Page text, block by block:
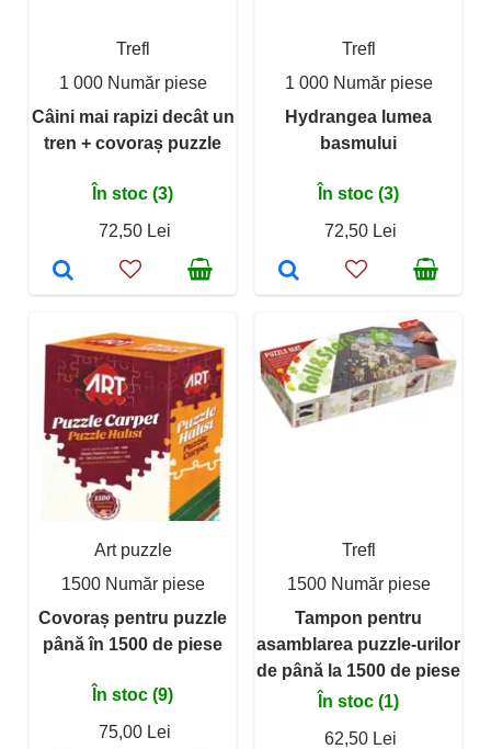
Trefl
1 000 Număr piese
Câini mai rapizi decât un
tren + covoraș puzzle
În stoc (3)
72,50 Lei
Trefl
1 000 Număr piese
Hydrangea lumea
basmului
În stoc (3)
72,50 Lei
Art puzzle
1500 Număr piese
Covoraș pentru puzzle
până în 1500 de piese
În stoc (9)
75,00 Lei
Trefl
1500 Număr piese
Tampon pentru
asamblarea puzzle-urilor
de până la 1500 de piese
În stoc (1)
62,50 Lei